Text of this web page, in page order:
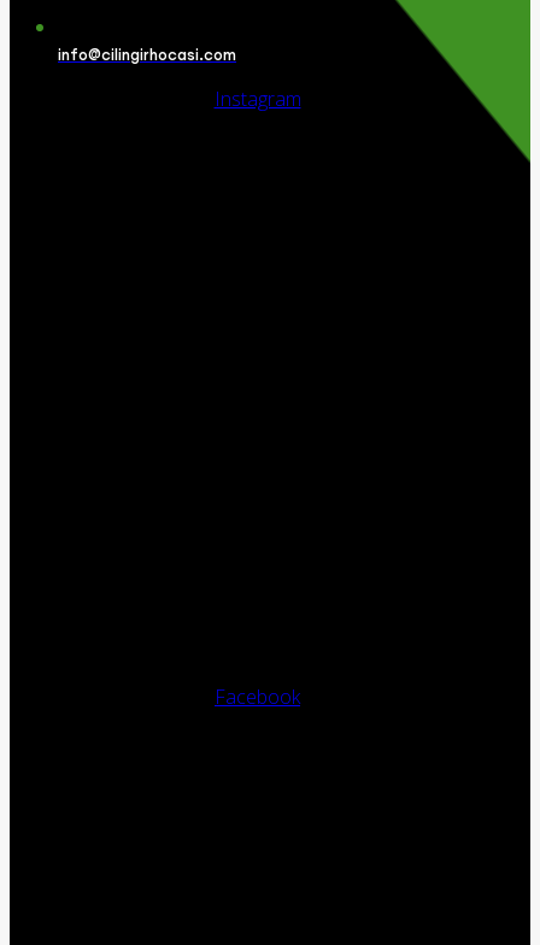
info@cilingirhocasi.com
Instagram
Facebook